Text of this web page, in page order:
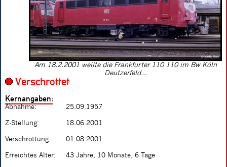
Am 18.2.2001 weilte die Frankfurter 110 110 im Bw Köln
Deutzerfeld...
Verschrottet
Kernangaben:
Abnahme: 25.09.1957
Z-Stellung: 18.06.2001
Verschrottung: 01.08.2001
Erreichtes Alter: 43 Jahre, 10 Monate, 6 Tage